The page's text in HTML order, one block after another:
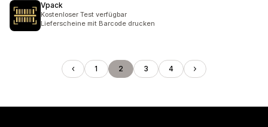
Vpack
Kostenloser Test verfügbar
Lieferscheine mit Barcode drucken
1 2 3 4